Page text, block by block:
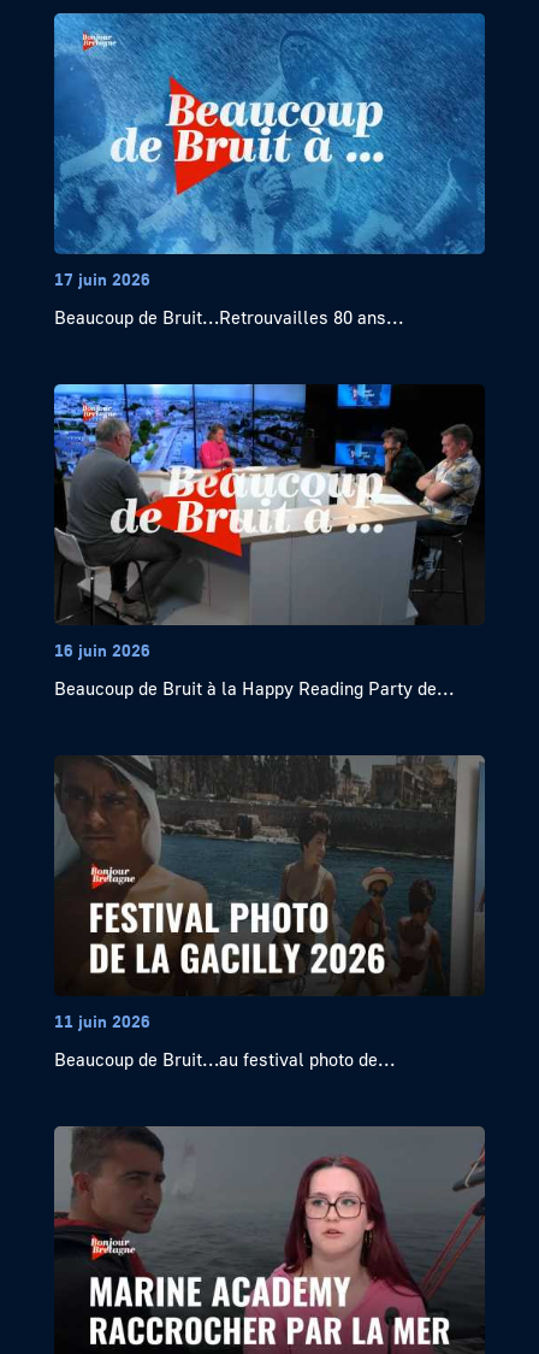
17 juin 2026
Beaucoup de Bruit…Retrouvailles 80 ans...
16 juin 2026
Beaucoup de Bruit à la Happy Reading Party de...
11 juin 2026
Beaucoup de Bruit…au festival photo de...